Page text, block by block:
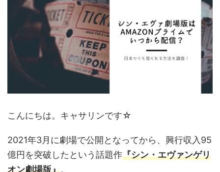
こんにちは。キャサリンです☆
2021年3月に劇場で公開となってから、興行収入95
億円を突破したという話題作『シン・エヴァンゲリ
オン劇場版』。